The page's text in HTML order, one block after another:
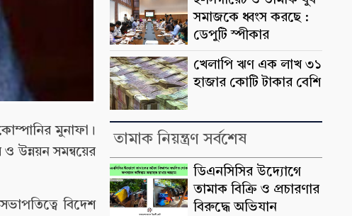
মুনাফা।
উন্নয়ন সমন্বয়ের
বিদেশ
সমাজকে ধ্বংস করছে :
ডেপুটি স্পীকার
খেলাপি ঋণ এক লাখ ৩১
হাজার কোটি টাকার বেশি
তামাক নিয়ন্ত্রণ সর্বশেষ
ডিএনসিসির উদ্যোগে
তামাক বিক্রি ও প্রচারণার
বিরুদ্ধে অভিযান